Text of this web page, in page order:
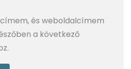
és weboldalcímem
a következő